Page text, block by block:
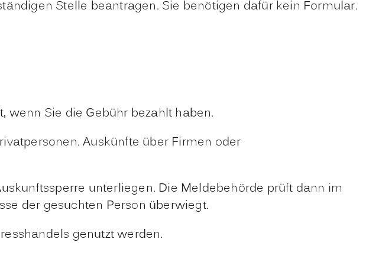
Stelle beantragen. Sie benötigen dafür kein Formular.
Sie die Gebühr bezahlt haben.
Auskünfte über Firmen oder
unterliegen. Die Meldebehörde prüft dann im
der gesuchten Person überwiegt.
genutzt werden.